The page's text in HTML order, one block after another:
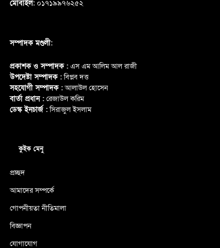
মোবাইল: ০১৭১৯৯৭৬২৫২
সম্পাদক মণ্ডলী:
প্রকাশক ও সম্পাদক : এস এম আলিম আল রাজী
উপদেষ্টা সম্পাদক :বিপ্লব দত্ত
সহযোগী সম্পাদক :আলাউল হোসেন
বার্তা প্রধান : রেজাউল করিম
ডেস্ক ইনচার্জ :সিরাজুল ইসলাম
কুইক মেনু
প্রচ্ছদ
আমাদের সম্পর্কে
গোপনীয়তা নীতিমালা
বিজ্ঞাপন
যোগাযোগ